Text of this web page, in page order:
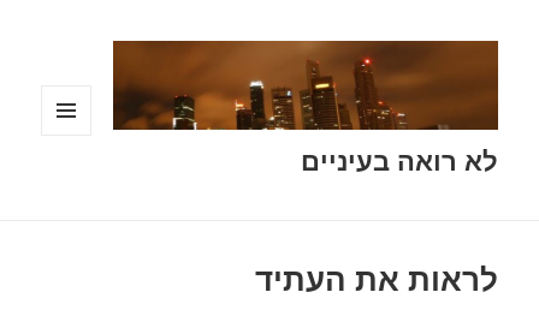
לא רואה בעיניים
לראות את העתיד